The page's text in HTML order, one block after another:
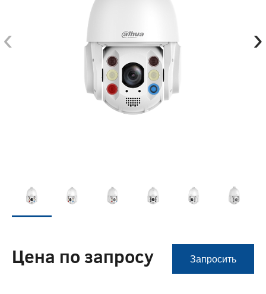
‹ ›
Цена по запросу Запросить